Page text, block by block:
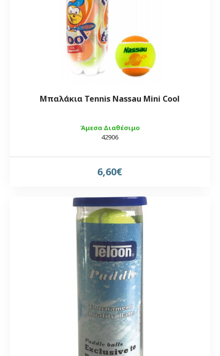
Άμεσα Διαθέσιμο
42906
Μπαλάκια Tennis Nassau Mini Cool
6,60€